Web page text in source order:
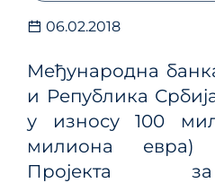
06.02.2018
Међународна
и Република
у износу 100
милиона евра)
Пројекта